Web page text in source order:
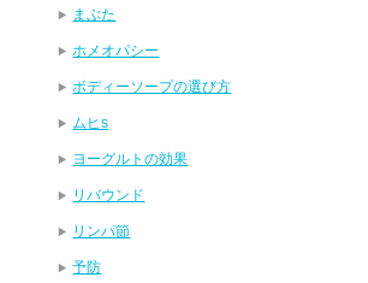
まぶた
ホメオパシー
ボディーソープの選び方
ムヒs
ヨーグルトの効果
リバウンド
リンパ節
予防